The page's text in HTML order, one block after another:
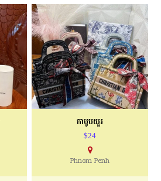
កាបូបយួរ
$24
Phnom Penh